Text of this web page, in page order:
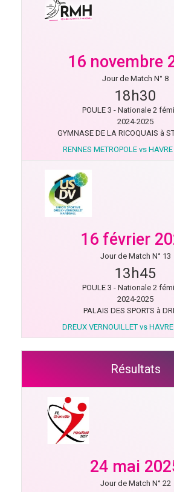
16 novembre
Jour de Match N° 8
18h30
POULE 3 - Nationale 2
2024-2025
GYMNASE DE LA RICOQUAIS à
RENNES METROPOLE vs
16 février
Jour de Match N° 13
13h45
POULE 3 - Nationale 2
2024-2025
PALAIS DES SPORTS à
DREUX VERNOUILLET vs
Résultats
24 mai
Jour de Match N° 22